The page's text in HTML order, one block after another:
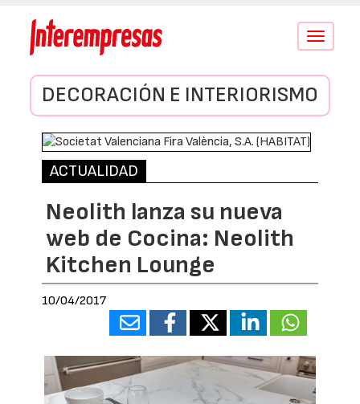
Conmutar
DECORACIÓN E INTERIORISMO
ACTUALIDAD
Neolith lanza su nueva
web de Cocina: Neolith
Kitchen Lounge
10/04/2017